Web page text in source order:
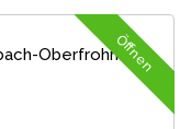
OberfrohnaÖffnen